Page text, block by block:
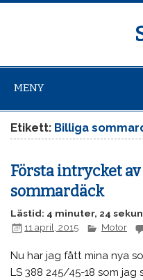
MENY
Etikett: Billiga
Första intrycket
sommardäck
Lästid: 4 minuter, 24
11 april, 2015
Motor
Nu har jag fått mina nya
LS 388 245/45-18 som jag